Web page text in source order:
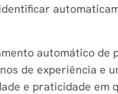
automático
de experiência e
e praticidade em